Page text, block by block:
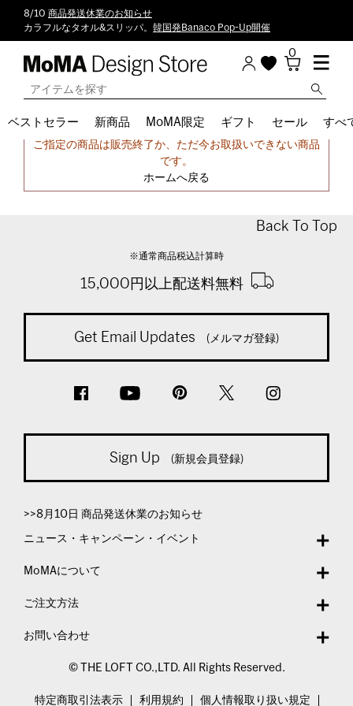
8/10 商品発送休業のお知らせ
カラフルなタオル&スリッパ。 韓国発Banaco Pop-Up開催
0
ベストセラー 新商品 MoMA限定 ギフト セール すべ
申し訳ございません。
ご指定の商品は販売終了か、ただ今お取扱いできない商品
です。
ホームへ戻る
Back To Top
※通常商品税込計算時
15,000円以上配送料無料
Get Email Updates (メルマガ登録)
Sign Up (新規会員登録)
>>8月10日 商品発送休業のお知らせ
ニュース・キャンペーン・イベント
MoMAについて
ご注文方法
お問い合わせ
© THE LOFT CO.,LTD. All Rights Reserved.
特定商取引法表示 利用規約 個人情報取り扱い規定